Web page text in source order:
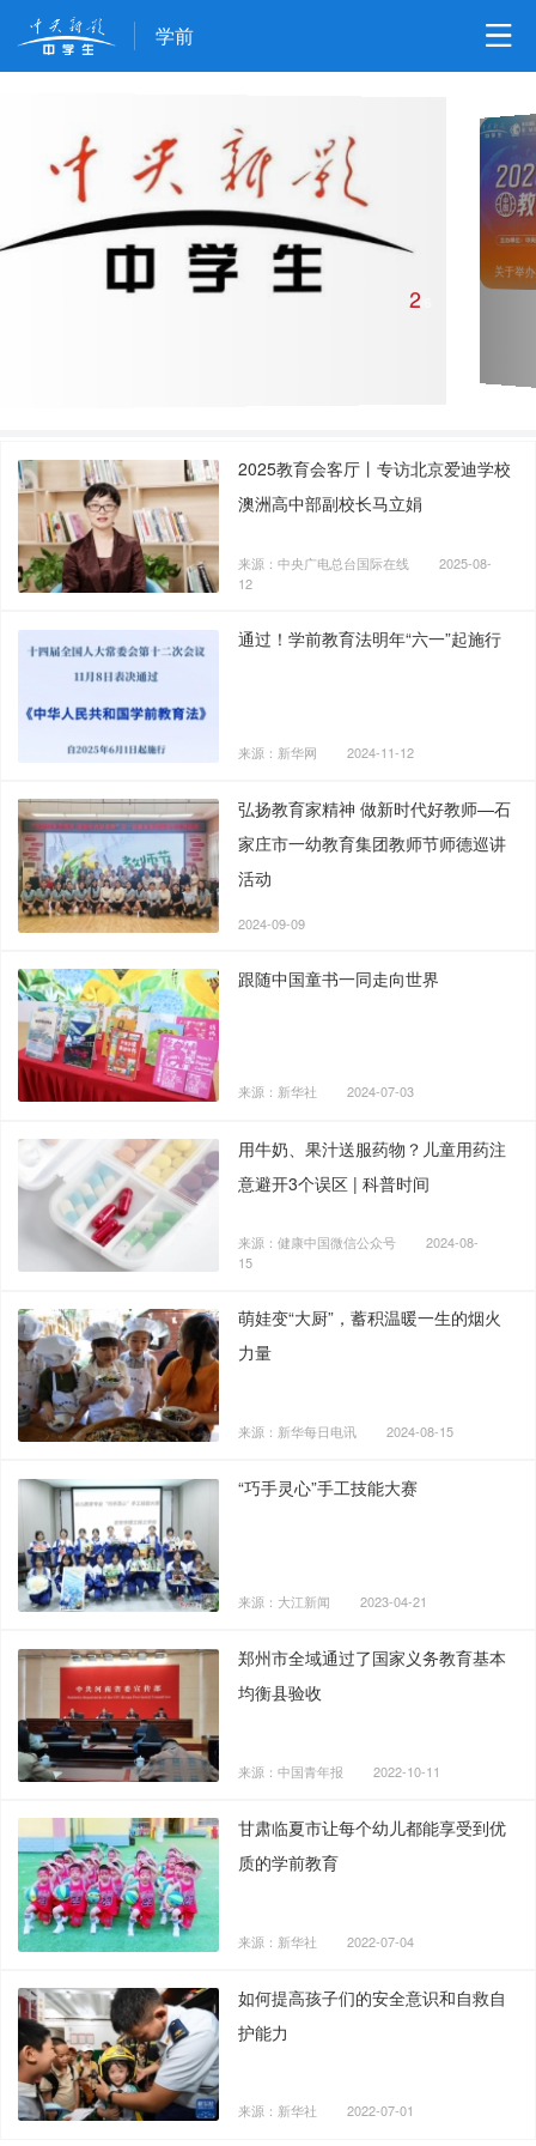
学前
关于举办第二届教育创新发展高峰论坛的通知 /
2025教育会客厅丨专访北京爱迪学校
澳洲高中部副校长马立娟
来源：中央广电总台国际在线
2025-08-
12
通过！学前教育法明年“六一”起施行
来源：新华网 2024-11-12
弘扬教育家精神 做新时代好教师—石
家庄市一幼教育集团教师节师德巡讲
活动
2024-09-09
跟随中国童书一同走向世界
来源：新华社 2024-07-03
用牛奶、果汁送服药物？儿童用药注
意避开3个误区 | 科普时间
来源：健康中国微信公众号
2024-08-
15
萌娃变“大厨”，蓄积温暖一生的烟火
力量
来源：新华每日电讯 2024-08-15
“巧手灵心”手工技能大赛
来源：大江新闻 2023-04-21
郑州市全域通过了国家义务教育基本
均衡县验收
来源：中国青年报 2022-10-11
甘肃临夏市让每个幼儿都能享受到优
质的学前教育
来源：新华社 2022-07-04
如何提高孩子们的安全意识和自救自
护能力
来源：新华社 2022-07-01